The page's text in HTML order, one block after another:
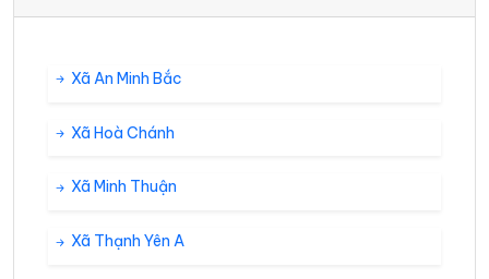
Xã An Minh Bắc
Xã Hoà Chánh
Xã Minh Thuận
Xã Thạnh Yên A